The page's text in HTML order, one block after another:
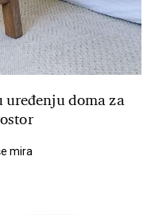
uređenju doma za
mira